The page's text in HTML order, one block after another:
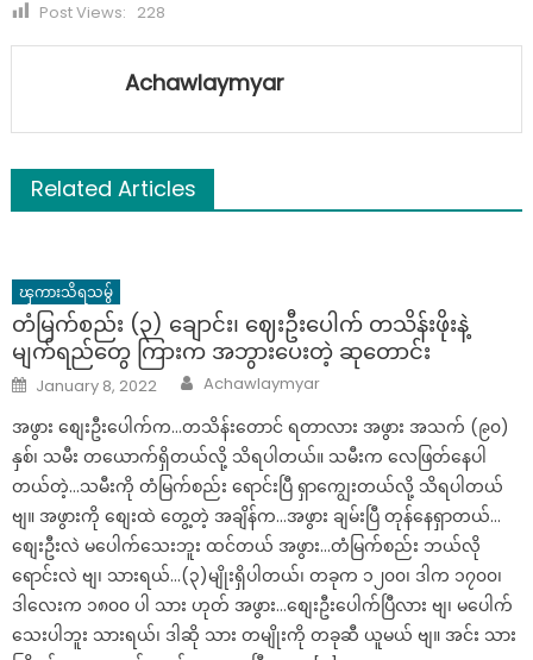
Post Views: 228
Achawlaymyar
Related Articles
ၾကားသိရသမွ်
တံမြက်စည်း (၃) ချောင်း၊ ဈေးဦးပေါက် တသိန်းဖိုးနဲ့
မျက်ရည်တွေ ကြားက အဘွားပေးတဲ့ ဆုတောင်း
Posted
on
January 8, 2022 Author
Achawlaymyar
အဖွား စျေးဦးပေါက်က…တသိန်းတောင် ရတာလား အဖွား အသက် (၉၀)
နှစ်၊ သမီး တယောက်ရှိတယ်လို့ သိရပါတယ်။ သမီးက လေဖြတ်နေပါ
တယ်တဲ့…သမီးကို တံမြက်စည်း ရောင်းပြီ ရှာကျွေးတယ်လို့ သိရပါတယ်
ဗျ။ အဖွားကို စျေးထဲ တွေ့တဲ့ အချိန်က…အဖွား ချမ်းပြီ တုန်နေရှာတယ်…
စျေးဦးလဲ မပေါက်သေးဘူး ထင်တယ် အဖွား…တံမြက်စည်း ဘယ်လို
ရောင်းလဲ ဗျ၊ သားရယ်…(၃)မျိုးရှိပါတယ်၊ တခုက ၁၂၀၀၊ ဒါက ၁၇၀၀၊
ဒါလေးက ၁၈၀၀ ပါ သား ဟုတ် အဖွား…စျေးဦးပေါက်ပြီလား ဗျ၊ မပေါက်
သေးပါဘူး သားရယ်၊ ဒါဆို သား တမျိုးကို တခုဆီ ယူမယ် ဗျ။ အင်း သား